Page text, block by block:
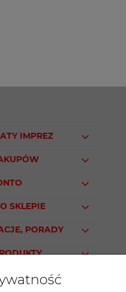
IMPREZ
SKLEPIE
PORADY